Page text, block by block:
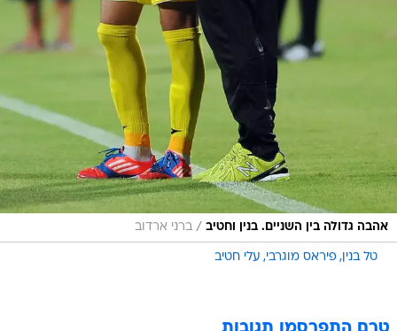
אהבה גדולה בין השניים. בנין וחטיב / ברני ארדוב
טל בנין פיראס מוגרבי עלי חטיב